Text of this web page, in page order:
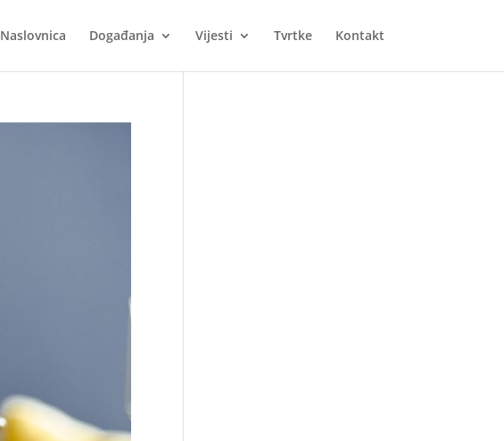
Naslovnica Događanja Vijesti Tvrtke Kontakt